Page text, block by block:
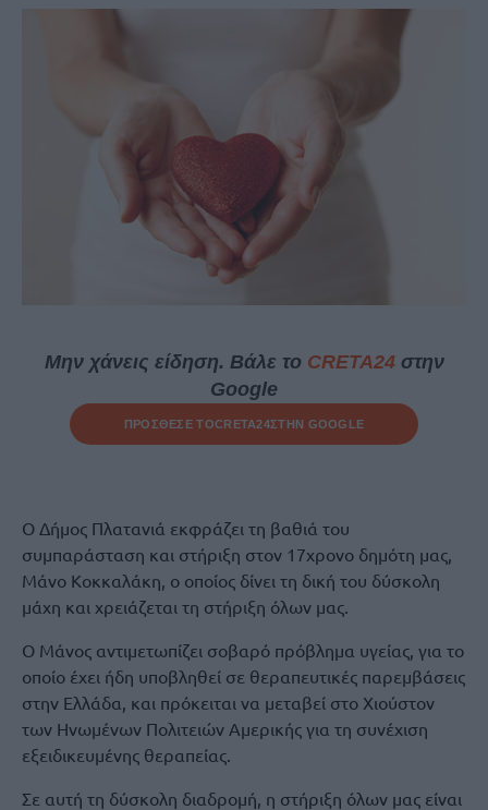
Μην χάνεις είδηση. Βάλε το CRETA24στην
Google
ΠΡΟΣΘΕΣΕ ΤΟCRETA24ΣΤΗΝ GOOGLE
Ο Δήμος Πλατανιά εκφράζει τη βαθιά του
συμπαράσταση και στήριξη στον 17χρονο δημότη μας,
Μάνο Κοκκαλάκη, ο οποίος δίνει τη δική του δύσκολη
μάχη και χρειάζεται τη στήριξη όλων μας.
Ο Μάνος αντιμετωπίζει σοβαρό πρόβλημα υγείας, για το
οποίο έχει ήδη υποβληθεί σε θεραπευτικές παρεμβάσεις
στην Ελλάδα, και πρόκειται να μεταβεί στο Χιούστον
των Ηνωμένων Πολιτειών Αμερικής για τη συνέχιση
εξειδικευμένης θεραπείας.
Σε αυτή τη δύσκολη διαδρομή, η στήριξη όλων μας είναι